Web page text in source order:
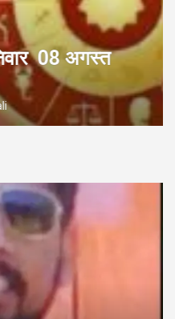
08 अगस्त